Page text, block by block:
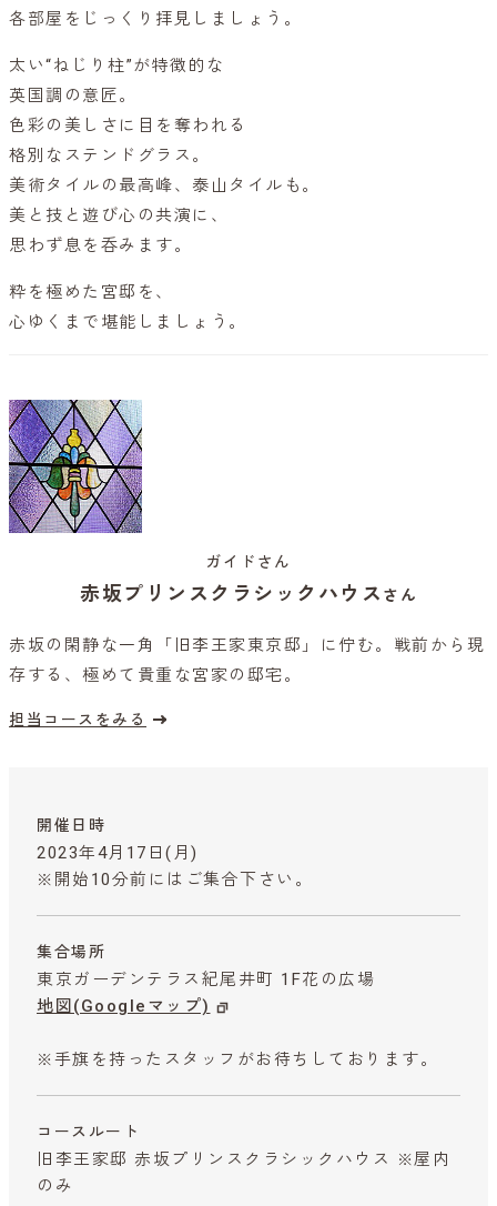
各部屋をじっくり拝見しましょう。
太い“ねじり柱”が特徴的な
英国調の意匠。
色彩の美しさに目を奪われる
格別なステンドグラス。
美術タイルの最高峰、泰山タイルも。
美と技と遊び心の共演に、
思わず息を呑みます。
粋を極めた宮邸を、
心ゆくまで堪能しましょう。
ガイドさん
赤坂プリンスクラシックハウス さん
赤坂の閑静な一角「旧李王家東京邸」に佇む。戦前から現
存する、極めて貴重な宮家の邸宅。
担当コースをみる
開催日時
2023年4月17日(月)
※開始10分前にはご集合下さい。
集合場所
東京ガーデンテラス紀尾井町 1F花の広場
地図(Googleマップ)
※手旗を持ったスタッフがお待ちしております。
コースルート
旧李王家邸 赤坂プリンスクラシックハウス ※屋内
のみ